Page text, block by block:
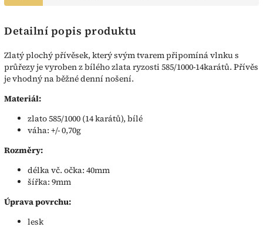
Detailní popis produktu
Zlatý plochý přívěsek, který svým tvarem připomíná vlnku s
průřezy je vyroben z bílého zlata ryzosti 585/1000-14karátů. Přívěs
je vhodný na běžné denní nošení.
Materiál:
zlato 585/1000 (14 karátů), bílé
váha: +/- 0,70g
Rozměry:
délka vč. očka: 40mm
šířka: 9mm
Úprava povrchu:
lesk